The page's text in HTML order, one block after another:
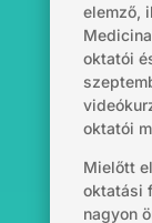
elemző,
oktatói
oktatói
Mielőtt
oktatási
nagyon